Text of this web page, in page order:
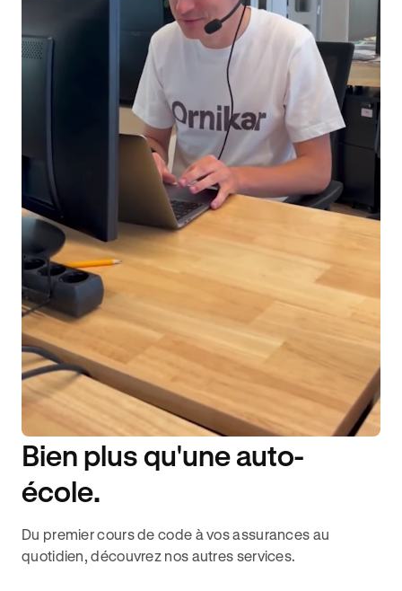
DISPONIBILITÉ 6J/7
Bien plus qu'une auto-
école.
Du premier cours de code à vos assurances au
quotidien, découvrez nos autres services.